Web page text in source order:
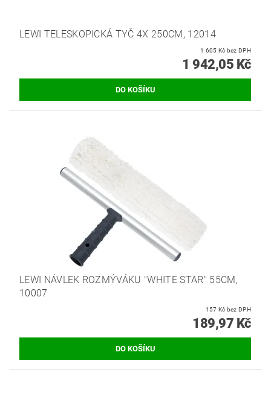
LEWI TELESKOPICKÁ TYČ 4X 250CM, 12014
1 605 Kč bez DPH
1 942,05 Kč
LEWI NÁVLEK ROZMÝVÁKU "WHITE STAR" 55CM,
10007
157 Kč bez DPH
189,97 Kč